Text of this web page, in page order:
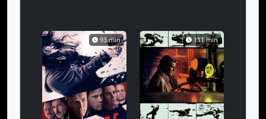
93 min 111 min